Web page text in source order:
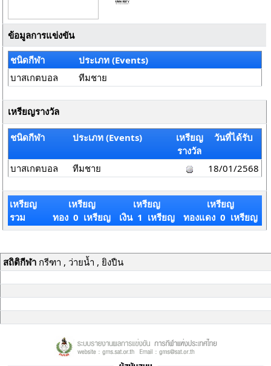
ข้อมูลการแข่งขัน
ชนิดกีฬา
ประเภท (Events)
บาสเกตบอล
ทีมชาย
เหรียญรางวัล
ชนิดกีฬา ประเภท (Events)
เหรียญ
รางวัล
วันที่ได้รับ
บาสเกตบอล ทีมชาย 18/01/2568
เหรียญ
รวม
เหรียญ
ทอง 0 เหรียญ
เหรียญ
เงิน 1 เหรียญ
เหรียญ
ทองแดง 0 เหรียญ
สถิติกีฬากรีฑา , ว่ายน้ำ , ยิงปืน